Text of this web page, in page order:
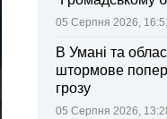
05 Серпня 2026,
В Умані та
штормове
грозу
05 Серпня 2026,